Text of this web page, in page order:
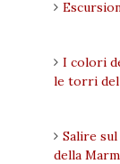
I colori
le torri
Salire
della